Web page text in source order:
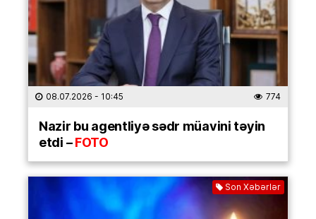
08.07.2026 - 10:45 774
Nazir bu agentliyə sədr müavini təyin
etdi –FOTO
Son Xəbərlər